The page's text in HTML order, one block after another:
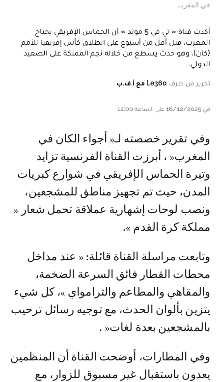
في المغرب
أكدت قناة « تي في 5 موند » أن الحماس الإفريقي يجتاح
المغرب، قبل أقل من أسبوع على انطلاق كأس إفريقيا للأمم
(كان)، وهو حدث يسطع من خلاله نجم المملكة على الصعيد
الدولي.
تحرير من طرف Le360 مع أ.ف.ب
في 16/12/2025 على الساعة 12:00
وفي تقرير خصصته لـ« أجواء الكان في
المغرب« ، أبرزت القناة الفرنسية تزايد
وتيرة الحماس الإفريقي في شوارع كبريات
المدن، حيث تم تجهيز مناطق للمشجعين،
ونصب لوحات إشهارية عملاقة تحمل شعار «
مملكة كرة القدم ».
وتابعت مراسلة القناة قائلة: « عند مداخل
محطات القطار فائق السرعة الضخمة،
والمقاهي والمطاعم والترامواي »، كل شيء
يتزين بألوان الحدث، مع توجيه رسائل ترحيب
بالمشجعين بعدة لغات« .
وفي المطارات، أوضحت القناة أن المنظمين
يعدون باستقبال غير مسبوق للزوار، مع